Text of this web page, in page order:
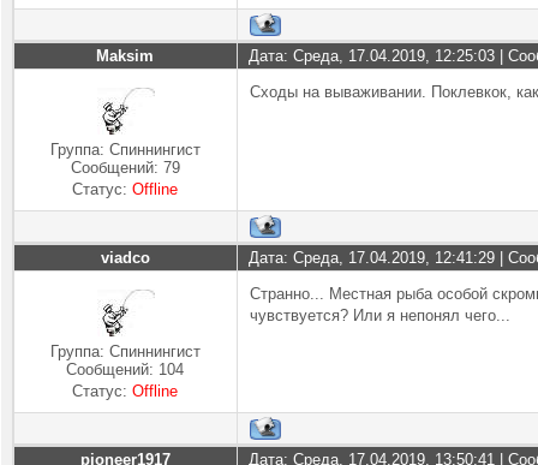
Maksim Дата: Среда, 17.04.2019, 12:25:03 |
Группа: Спиннингист
Сообщений: 79
Статус:Offline
Сходы на вываживании. Поклевкок,
viadco Дата: Среда, 17.04.2019, 12:41:29 |
Группа: Спиннингист
Сообщений: 104
Статус:Offline
Странно... Местная рыба особой
чувствуется? Или я непонял чего...
pioneer1917 Дата: Среда, 17.04.2019, 13:50:41 |